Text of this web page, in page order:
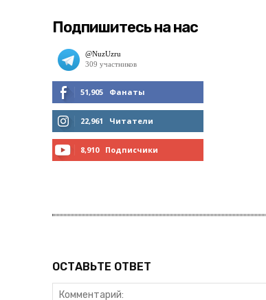
Подпишитесь на нас
51,905 Фанаты
МНЕ НРАВИТСЯ
22,961 Читатели
8,910 Подписчики
ОСТАВЬТЕ ОТВЕТ